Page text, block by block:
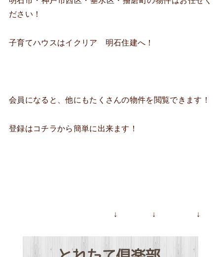
ださい！
子育てハウスはイクリア 明石住建へ！
会員になると、他にもたくさんの物件を閲覧できます！
登録はコチラから簡単に出来ます！
↓ ↓ ↓